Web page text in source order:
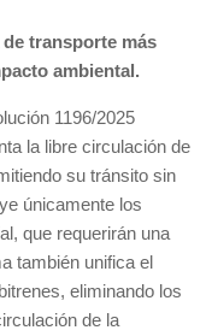
transporte más
ambiental.
1196/2025
la libre circulación de
su tránsito sin
únicamente los
que requerirán una
también unifica el
eliminando los
de la